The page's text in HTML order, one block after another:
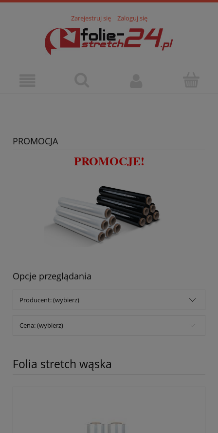
Zarejestruj się Zaloguj się
PROMOCJA
PROMOCJE!
Opcje przeglądania
Producent: (wybierz)
Cena: (wybierz)
Folia stretch wąska